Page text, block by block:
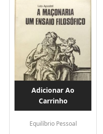
Adicionar Ao
Carrinho
Equilíbrio Pessoal